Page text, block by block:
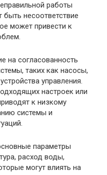
работы
несоответствие
может привести к
на согласованность
таких как насосы,
управления.
настроек или
к низкому
системы и
параметры
расход воды,
могут влиять на